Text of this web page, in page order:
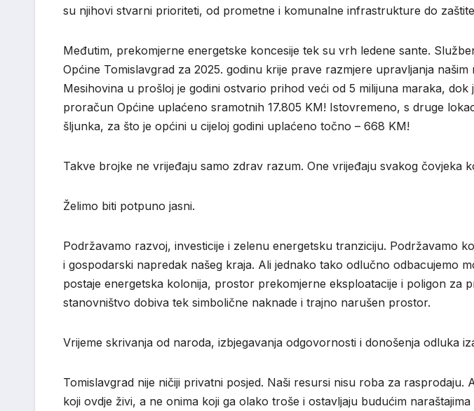
su njihovi stvarni prioriteti, od prometne i komunalne infrastrukture do
Međutim, prekomjerne energetske koncesije tek su vrh ledene sante.
Općine Tomislavgrad za 2025. godinu krije prave razmjere upravljanja našim
Mesihovina u prošloj je godini ostvario prihod veći od 5 milijuna maraka, dok
proračun Općine uplaćeno sramotnih 17.805 KM! Istovremeno, s druge
šljunka, za što je općini u cijeloj godini uplaćeno točno – 668 KM!
Takve brojke ne vrijeđaju samo zdrav razum. One vrijeđaju svakog čovjeka
Želimo biti potpuno jasni.
Podržavamo razvoj, investicije i zelenu energetsku tranziciju. Podržavamo
i gospodarski napredak našeg kraja. Ali jednako tako odlučno odbacujemo
postaje energetska kolonija, prostor prekomjerne eksploatacije i poligon za
stanovništvo dobiva tek simbolične naknade i trajno narušen prostor.
Vrijeme skrivanja od naroda, izbjegavanja odgovornosti i donošenja odluka
Tomislavgrad nije ničiji privatni posjed. Naši resursi nisu roba za
koji ovdje živi, a ne onima koji ga olako troše i ostavljaju budućim